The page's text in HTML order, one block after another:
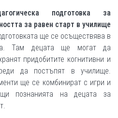
подготовка за
за равен старт в училище
ще се осъществява в
Там децата ще могат да
придобитите когнитивни и
да постъпят в училище.
ще се комбинират с игри и
познанията на децата за